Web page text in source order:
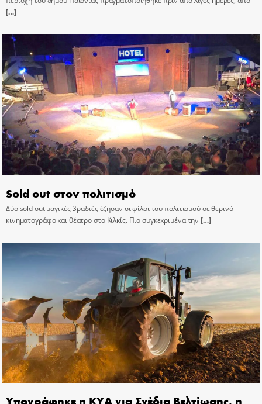
[…]
Sold out στον πολιτισμό
Δύο sold out μαγικές βραδιές έζησαν οι φίλοι του πολιτισμού σε θερινό
κινηματογράφο και θέατρο στο Κιλκίς. Πιο συγκεκριμένα την […]
Υπογράφηκε η ΚΥΑ για Σχέδια Βελτίωσης, η